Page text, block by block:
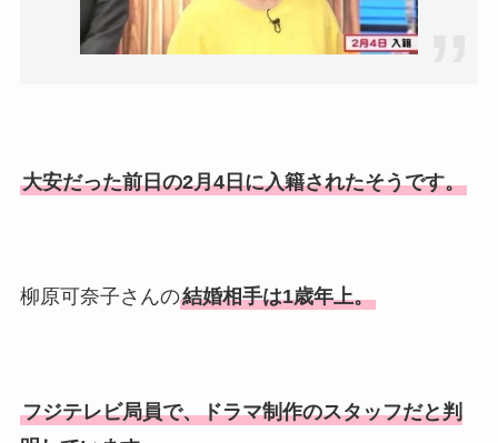
大川橋蔵の奥さん・真理子は
今も生きてる？息子は俳優で
離婚もまとめた！
大安だった前日の2月4日に入籍されたそうです。
柳原可奈子さんの結婚相手は1歳年上。
フジテレビ局員で、ドラマ制作のスタッフだと判